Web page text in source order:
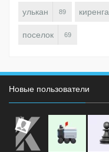
улькан 89 киренга
поселок 69
Новые пользователи